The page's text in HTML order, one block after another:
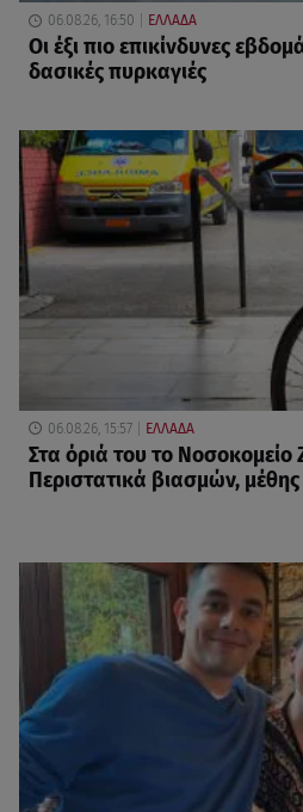
06.08.26, 16:50 ΕΛΛΑΔΑ
Οι έξι πιο επικίνδυνες
δασικές πυρκαγιές
06.08.26, 15:57 ΕΛΛΑΔΑ
Στα όριά του το
Περιστατικά βιασμών,